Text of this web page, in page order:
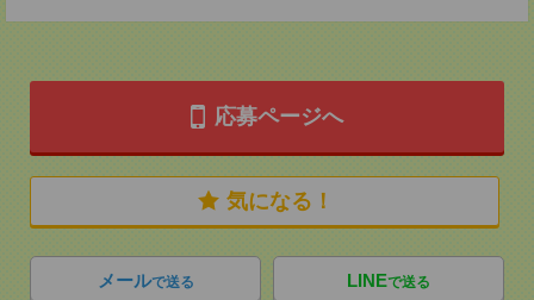
応募ページへ
気になる！
メールで送る LINEで送る